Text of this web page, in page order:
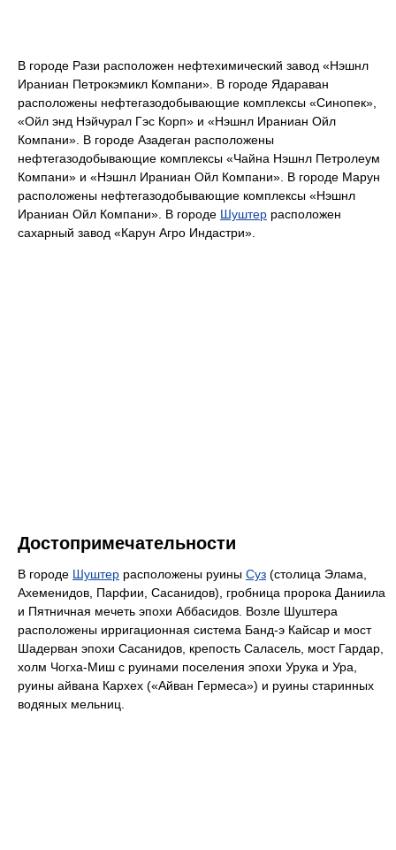
В городе Рази расположен нефтехимический завод «Нэшнл
Ираниан Петрокэмикл Компани». В городе Ядараван
расположены нефтегазодобывающие комплексы «Синопек»,
«Ойл энд Нэйчурал Гэс Корп» и «Нэшнл Ираниан Ойл
Компани». В городе Азадеган расположены
нефтегазодобывающие комплексы «Чайна Нэшнл Петролеум
Компани» и «Нэшнл Ираниан Ойл Компани». В городе Марун
расположены нефтегазодобывающие комплексы «Нэшнл
Ираниан Ойл Компани». В городе Шуштер расположен
сахарный завод «Карун Агро Индастри».
Достопримечательности
В городе Шуштер расположены руины Суз (столица Элама,
Ахеменидов, Парфии, Сасанидов), гробница пророка Даниила
и Пятничная мечеть эпохи Аббасидов. Возле Шуштера
расположены ирригационная система Банд-э Кайсар и мост
Шадерван эпохи Сасанидов, крепость Саласель, мост Гардар,
холм Чогха-Миш с руинами поселения эпохи Урука и Ура,
руины айвана Кархех («Айван Гермеса») и руины старинных
водяных мельниц.